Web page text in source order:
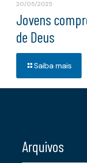
20/05/2025
Jovens
de Deus
Saiba mais
Arquivos